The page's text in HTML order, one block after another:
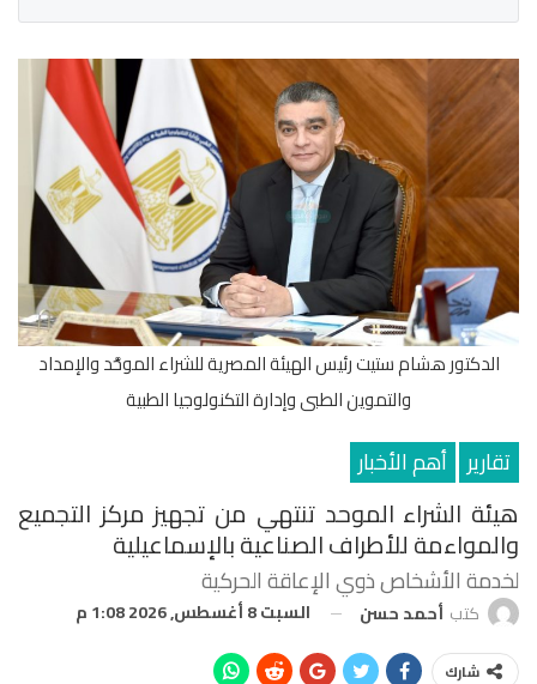
الدكتور هشام ستيت رئيس الهيئة المصرية للشراء الموحَّد والإمداد
والتموين الطبى وإدارة التكنولوجيا الطبية
تقارير أهم الأخبار
هيئة الشراء الموحد تنتهي من تجهيز مركز التجميع
والمواءمة للأطراف الصناعية بالإسماعيلية
لخدمة الأشخاص ذوي الإعاقة الحركية
كتب أحمد حسن السبت 8 أغسطس, 2026 1:08 م
شارك